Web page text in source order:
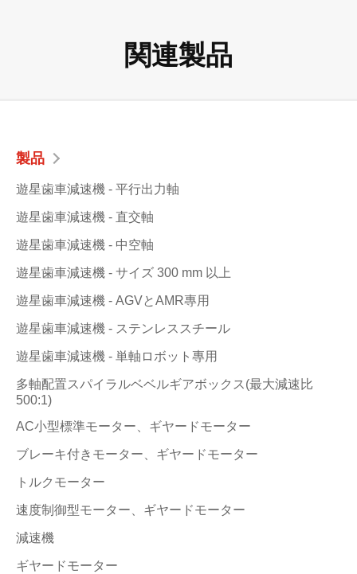
関連製品
製品
遊星歯車減速機 - 平行出力軸
遊星歯車減速機 - 直交軸
遊星歯車減速機 - 中空軸
遊星歯車減速機 - サイズ 300 mm 以上
遊星歯車減速機 - AGVとAMR專用
遊星歯車減速機 - ステンレススチール
遊星歯車減速機 - 単軸ロボット專用
多軸配置スパイラルベベルギアボックス(最大減速比
500:1)
AC小型標準モーター、ギヤードモーター
ブレーキ付きモーター、ギヤードモーター
トルクモーター
速度制御型モーター、ギヤードモーター
減速機
ギヤードモーター